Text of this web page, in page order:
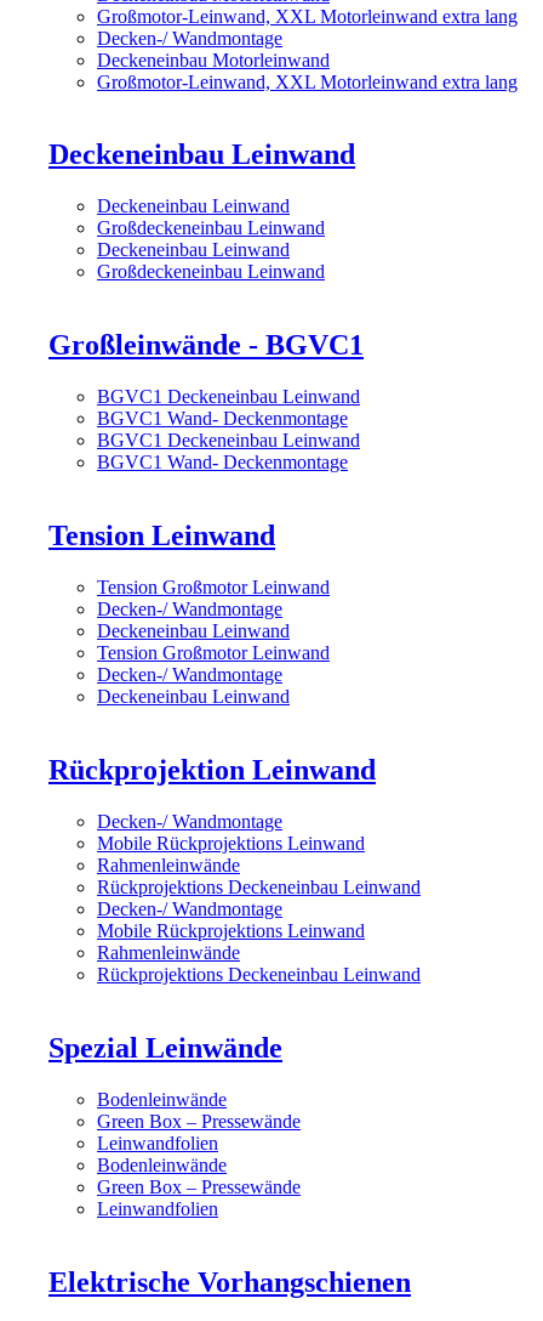
Großmotor-Leinwand, XXL Motorleinwand extra lang
Decken-/ Wandmontage
Deckeneinbau Motorleinwand
Großmotor-Leinwand, XXL Motorleinwand extra lang
Deckeneinbau Leinwand
Deckeneinbau Leinwand
Großdeckeneinbau Leinwand
Deckeneinbau Leinwand
Großdeckeneinbau Leinwand
Großleinwände - BGVC1
BGVC1 Deckeneinbau Leinwand
BGVC1 Wand- Deckenmontage
BGVC1 Deckeneinbau Leinwand
BGVC1 Wand- Deckenmontage
Tension Leinwand
Tension Großmotor Leinwand
Decken-/ Wandmontage
Deckeneinbau Leinwand
Tension Großmotor Leinwand
Decken-/ Wandmontage
Deckeneinbau Leinwand
Rückprojektion Leinwand
Decken-/ Wandmontage
Mobile Rückprojektions Leinwand
Rahmenleinwände
Rückprojektions Deckeneinbau Leinwand
Decken-/ Wandmontage
Mobile Rückprojektions Leinwand
Rahmenleinwände
Rückprojektions Deckeneinbau Leinwand
Spezial Leinwände
Bodenleinwände
Green Box – Pressewände
Leinwandfolien
Bodenleinwände
Green Box – Pressewände
Leinwandfolien
Elektrische Vorhangschienen